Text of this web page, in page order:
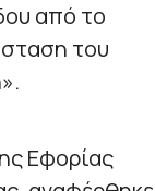
από το
του
Εφορίας